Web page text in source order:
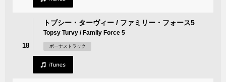
18
トブシー・ターヴィー / ファミリー・フォース5
Topsy Turvy / Family Force 5
ボーナストラック